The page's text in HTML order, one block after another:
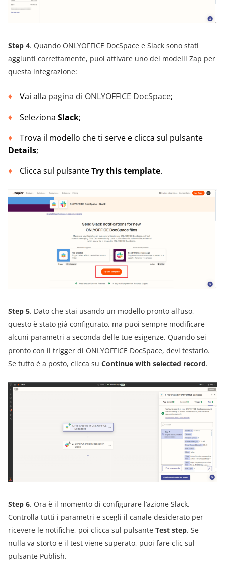
Step 4. Quando ONLYOFFICE DocSpace e Slack sono stati
aggiunti correttamente, puoi attivare uno dei modelli Zap per
questa integrazione:
Vai alla pagina di ONLYOFFICE DocSpace;
Seleziona Slack;
Trova il modello che ti serve e clicca sul pulsante
Details;
Clicca sul pulsanteTry this template.
Step 5. Dato che stai usando un modello pronto all’uso,
questo è stato già configurato, ma puoi sempre modificare
alcuni parametri a seconda delle tue esigenze. Quando sei
pronto con il trigger di ONLYOFFICE DocSpace, devi testarlo.
Se tutto è a posto, clicca su Continue with selected record.
Step 6. Ora è il momento di configurare l’azione Slack.
Controlla tutti i parametri e scegli il canale desiderato per
ricevere le notifiche, poi clicca sul pulsante Test step. Se
nulla va storto e il test viene superato, puoi fare clic sul
pulsante Publish.